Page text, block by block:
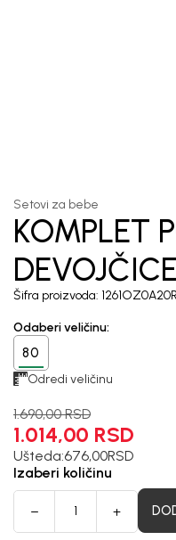
Setovi za bebe
KOMPLET
Šifra proizvoda:
Odaberi veličinu:
80
Odredi veličinu
1.690,00 RSD
1.014,00 RSD
Ušteda:676,00RSD
Izaberi količinu